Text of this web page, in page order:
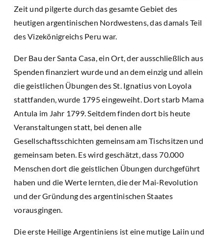
Zeit und pilgerte durch das gesamte Gebiet des
heutigen argentinischen Nordwestens, das damals Teil
des Vizekönigreichs Peru war.
Der Bau der Santa Casa, ein Ort, der ausschließlich aus
Spenden finanziert wurde und an dem einzig und allein
die geistlichen Übungen des St. Ignatius von Loyola
stattfanden, wurde 1795 eingeweiht. Dort starb Mama
Antula im Jahr 1799. Seitdem finden dort bis heute
Veranstaltungen statt, bei denen alle
Gesellschaftsschichten gemeinsam am Tischsitzen und
gemeinsam beten. Es wird geschätzt, dass 70.000
Menschen dort die geistlichen Übungen durchgeführt
haben und die Werte lernten, die der Mai-Revolution
und der Gründung des argentinischen Staates
vorausgingen.
Die erste Heilige Argentiniens ist eine mutige Laiin und